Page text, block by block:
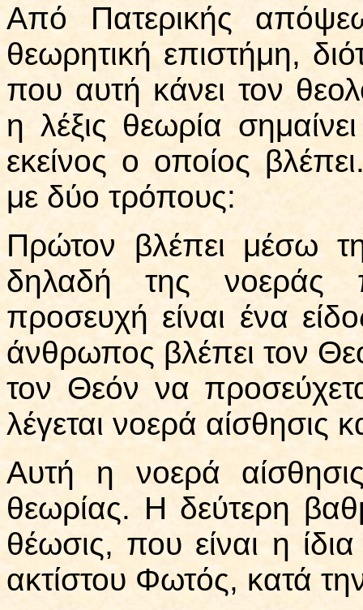
Από Πατερικής
θεωρητική επιστήμη,
που αυτή κάνει τον
η λέξις θεωρία
εκείνος ο οποίος
με δύο τρόπους:
Πρώτον βλέπει μέσω
δηλαδή της νοεράς
προσευχή είναι ένα
άνθρωπος βλέπει τον
τον Θεόν να
λέγεται νοερά αίσθησις
Αυτή η νοερά
θεωρίας. Η δεύτερη
θέωσις, που είναι η
ακτίστου Φωτός, κατά